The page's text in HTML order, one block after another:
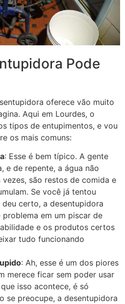
Pode
oferece vão muito
Aqui em Lourdes, o
tipos de entupimentos, e vou
os mais comuns:
: Esse é bem típico. A gente
e de repente, a água não
vezes, são restos de comida e
Se você já tentou
certo, a desentupidora
problema em um piscar de
e os produtos certos
tudo funcionando
: Ah, esse é um dos piores
merece ficar sem poder usar
isso acontece, é só
se preocupe, a desentupidora